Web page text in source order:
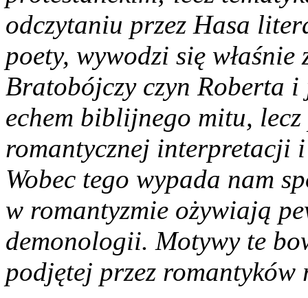
odczytaniu przez Hasa
poety, wywodzi się
Bratobójczy czyn Roberta
echem biblijnego mitu,
romantycznej interpretacji
Wobec tego wypada nam
w romantyzmie ożywiają
demonologii. Motywy te
podjętej przez